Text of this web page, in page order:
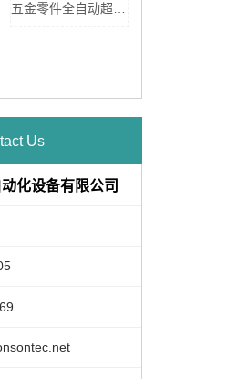
Us
化设备有限公司